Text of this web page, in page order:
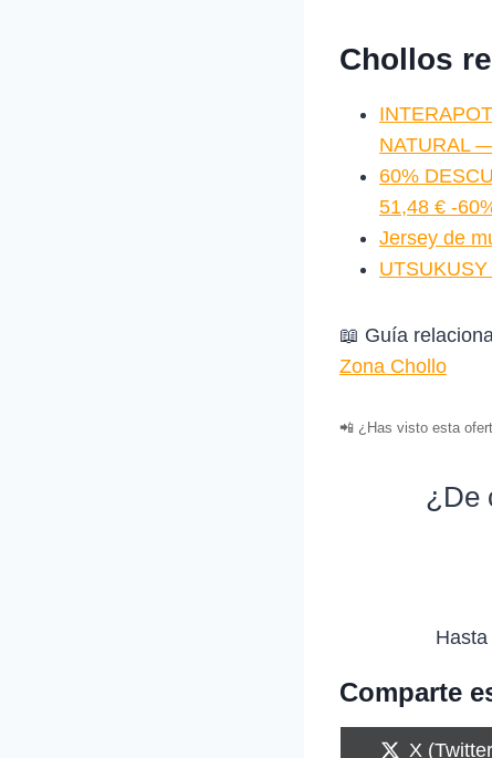
Chollos
NATURAL
60%
51,48 € -
Jersey de
📖 Guía
Zona Chollo
📲 ¿Has visto esta
¿De
Comparte
C
X